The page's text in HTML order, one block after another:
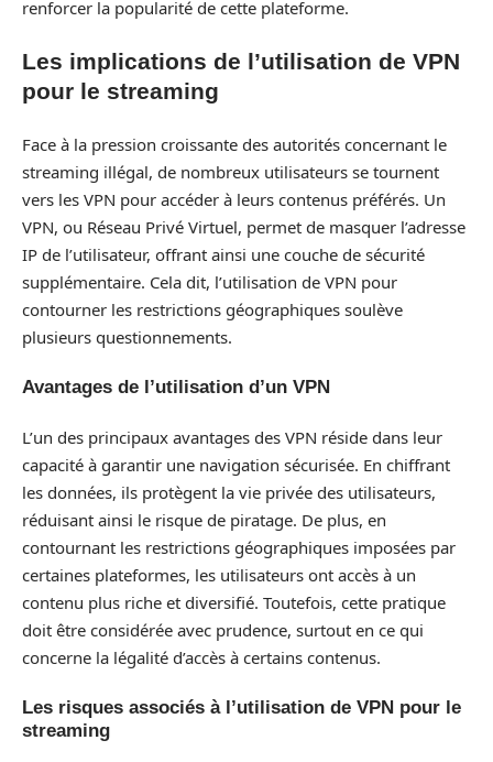
renforcer la popularité de cette plateforme.
Les implications de l’utilisation de VPN
pour le streaming
Face à la pression croissante des autorités concernant le
streaming illégal, de nombreux utilisateurs se tournent
vers les VPN pour accéder à leurs contenus préférés. Un
VPN, ou Réseau Privé Virtuel, permet de masquer l’adresse
IP de l’utilisateur, offrant ainsi une couche de sécurité
supplémentaire. Cela dit, l’utilisation de VPN pour
contourner les restrictions géographiques soulève
plusieurs questionnements.
Avantages de l’utilisation d’un VPN
L’un des principaux avantages des VPN réside dans leur
capacité à garantir une navigation sécurisée. En chiffrant
les données, ils protègent la vie privée des utilisateurs,
réduisant ainsi le risque de piratage. De plus, en
contournant les restrictions géographiques imposées par
certaines plateformes, les utilisateurs ont accès à un
contenu plus riche et diversifié. Toutefois, cette pratique
doit être considérée avec prudence, surtout en ce qui
concerne la légalité d’accès à certains contenus.
Les risques associés à l’utilisation de VPN pour le
streaming